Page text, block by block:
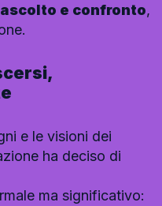
e confronto,
e le visioni dei
ha deciso di
ma significativo: